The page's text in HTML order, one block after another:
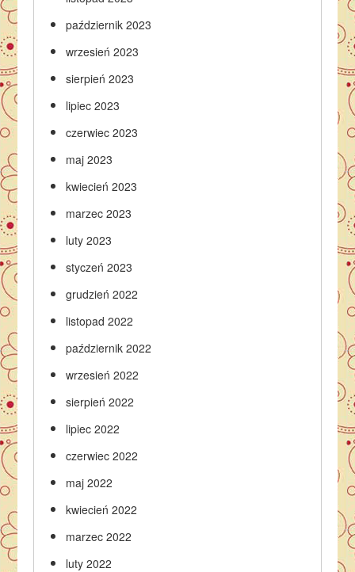
październik 2023
wrzesień 2023
sierpień 2023
lipiec 2023
czerwiec 2023
maj 2023
kwiecień 2023
marzec 2023
luty 2023
styczeń 2023
grudzień 2022
listopad 2022
październik 2022
wrzesień 2022
sierpień 2022
lipiec 2022
czerwiec 2022
maj 2022
kwiecień 2022
marzec 2022
luty 2022